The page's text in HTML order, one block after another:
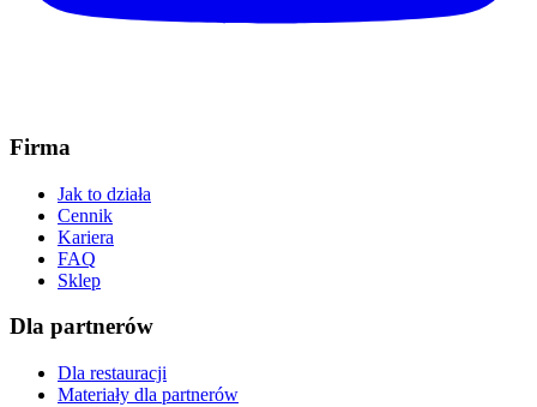
Firma
Jak to działa
Cennik
Kariera
FAQ
Sklep
Dla partnerów
Dla restauracji
Materiały dla partnerów